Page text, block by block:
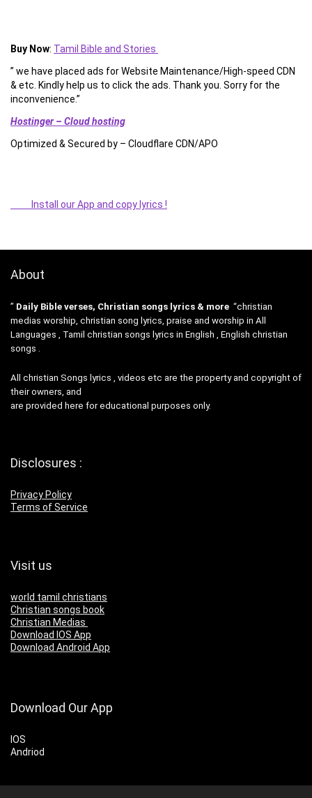
Buy Now: Tamil Bible and Stories
” we have placed ads for Website Maintenance/High-speed CDN
& etc. Kindly help us to click the ads. Thank you. Sorry for the
inconvenience.”
Hostinger – Cloud hosting
Optimized & Secured by – Cloudflare CDN/APO
Install our App and copy lyrics !
About
” Daily Bible verses, Christian songs lyrics & more “christian
medias worship, christian song lyrics, praise and worship in All
Languages , Tamil christian songs lyrics in English , English christian
songs .
All christian Songs lyrics , videos etc are the property and copyright of
their owners, and
are provided here for educational purposes only.
Disclosures :
Privacy Policy
Terms of Service
Visit us
world tamil christians
Christian songs book
Christian Medias
Download IOS App
Download Android App
Download Our App
IOS
Andriod